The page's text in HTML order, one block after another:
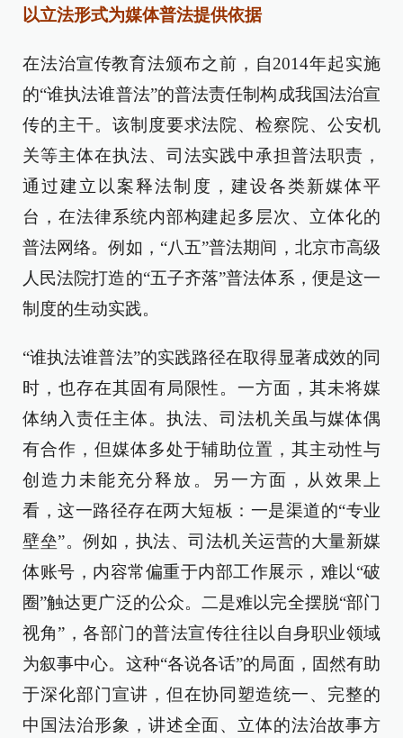
以立法形式为媒体普法提供依据
在法治宣传教育法颁布之前，自2014年起实施
的“谁执法谁普法”的普法责任制构成我国法治宣
传的主干。该制度要求法院、检察院、公安机
关等主体在执法、司法实践中承担普法职责，
通过建立以案释法制度，建设各类新媒体平
台，在法律系统内部构建起多层次、立体化的
普法网络。例如，“八五”普法期间，北京市高级
人民法院打造的“五子齐落”普法体系，便是这一
制度的生动实践。
“谁执法谁普法”的实践路径在取得显著成效的同
时，也存在其固有局限性。一方面，其未将媒
体纳入责任主体。执法、司法机关虽与媒体偶
有合作，但媒体多处于辅助位置，其主动性与
创造力未能充分释放。另一方面，从效果上
看，这一路径存在两大短板：一是渠道的“专业
壁垒”。例如，执法、司法机关运营的大量新媒
体账号，内容常偏重于内部工作展示，难以“破
圈”触达更广泛的公众。二是难以完全摆脱“部门
视角”，各部门的普法宣传往往以自身职业领域
为叙事中心。这种“各说各话”的局面，固然有助
于深化部门宣讲，但在协同塑造统一、完整的
中国法治形象，讲述全面、立体的法治故事方